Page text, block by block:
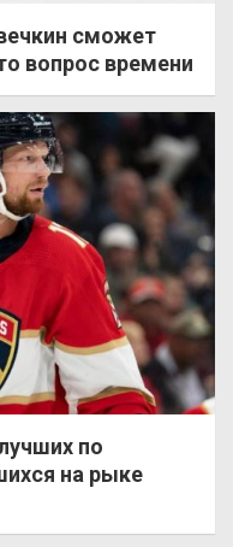
сможет
вопрос времени
по
на рыке